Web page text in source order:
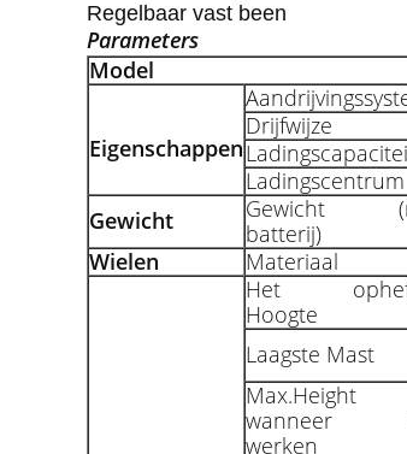
Regelbaar vast been
Parameters
Model
Eigenschappen
Drijfwijze
Ladingscentrum
Gewicht
Gewicht
batterij)
Wielen
Materiaal
Het
Hoogte
Laagste Mast
Max.Height
wanneer
werken